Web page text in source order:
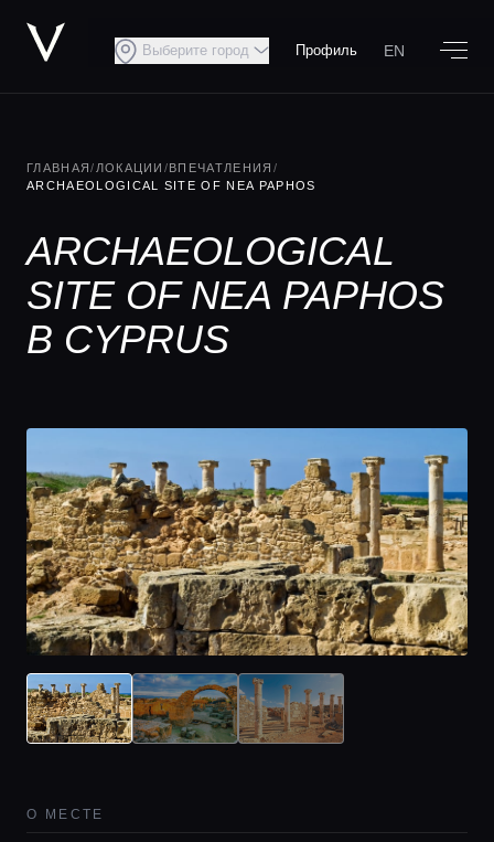
Выберите город Профиль EN
ГЛАВНАЯ/ ЛОКАЦИИ /ВПЕЧАТЛЕНИЯ /
ARCHAEOLOGICAL SITE OF NEA PAPHOS
ARCHAEOLOGICAL
SITE OF NEA PAPHOS
В CYPRUS
О МЕСТЕ